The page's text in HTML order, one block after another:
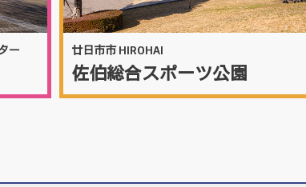
ー 廿日市市 HIROHAI
佐伯総合スポーツ公園